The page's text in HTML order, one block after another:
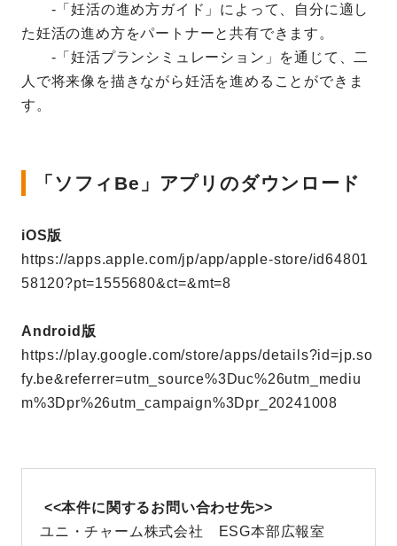
‐「妊活の進め方ガイド」によって、自分に適し
た妊活の進め方をパートナーと共有できます。
‐「妊活プランシミュレーション」を通じて、二
人で将来像を描きながら妊活を進めることができま
す。
「ソフィBe」アプリのダウンロード
iOS版
https://apps.apple.com/jp/app/apple-store/id64801
58120?pt=1555680&ct=&mt=8
Android版
https://play.google.com/store/apps/details?id=jp.so
fy.be&referrer=utm_source%3Duc%26utm_mediu
m%3Dpr%26utm_campaign%3Dpr_20241008
<<本件に関するお問い合わせ先>>
ユニ・チャーム株式会社 ESG本部広報室